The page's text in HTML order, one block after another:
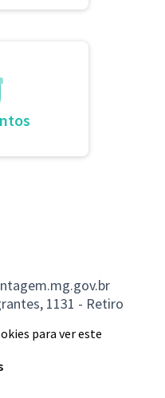
1131 - Retiro
para ver este